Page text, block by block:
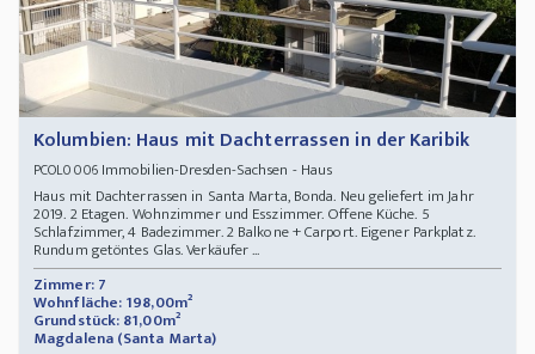
Kolumbien: Haus mit Dachterrassen in der Karibik
PCOL0006Immobilien-Dresden-Sachsen - Haus
Haus mit Dachterrassen in Santa Marta, Bonda. Neu geliefert im Jahr
2019. 2 Etagen. Wohnzimmer und Esszimmer. Offene Küche. 5
Schlafzimmer, 4 Badezimmer. 2 Balkone + Carport. Eigener Parkplatz.
Rundum getöntes Glas. Verkäufer ...
Zimmer: 7
Wohnfläche: 198,00m²
Grundstück: 81,00m²
Magdalena (Santa Marta)